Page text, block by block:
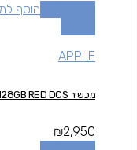
הוסף
APPLE
מכשיר IPHONE 12 128GB RED DCS
₪2,950